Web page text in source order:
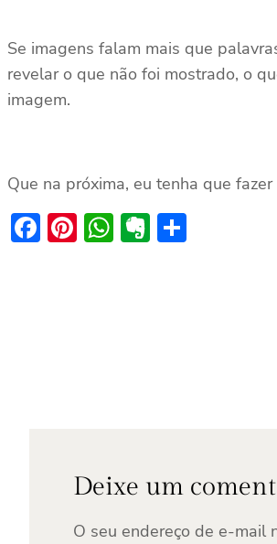
Se imagens falam mais que
revelar o que não foi mostrado, o
imagem.
Que na próxima, eu tenha que
Facebook
Pinterest
WhatsApp
Evernote
Deixe um
O seu endereço de e-mail